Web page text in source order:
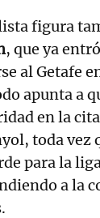
figura
, que ya
al Getafe
apunta a
en la
toda vez
para la
a la